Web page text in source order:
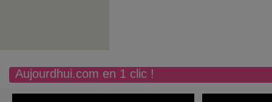
Aujourdhui.com en 1 clic !